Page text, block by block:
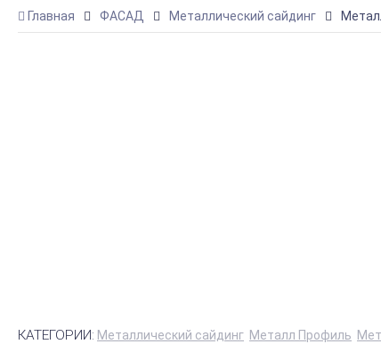
Главная ФАСАД Металлический сайдинг
КАТЕГОРИИ: Металлический сайдинг Металл Профиль